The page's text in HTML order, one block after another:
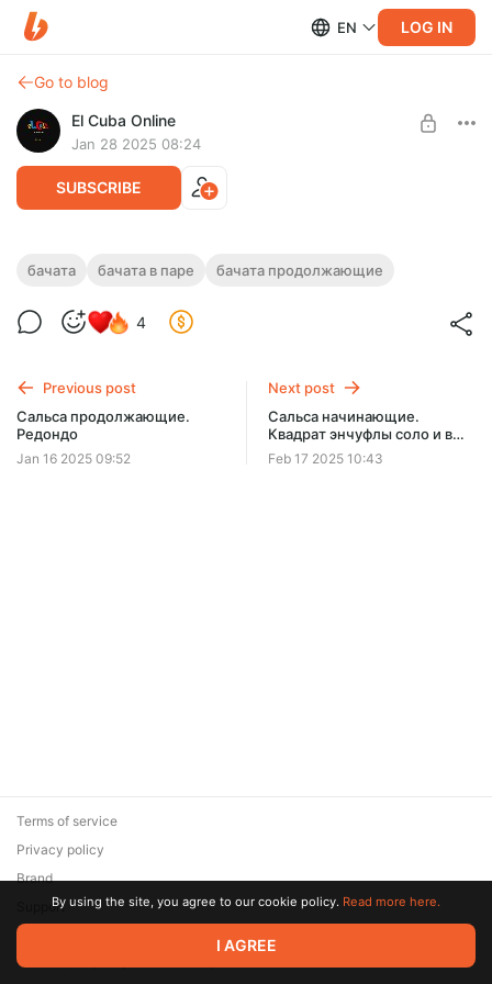
EN LOG IN
Go to blog
El Cuba Online
Jan 28 2025 08:24
SUBSCRIBE
Бачата продолжающие. Кайфовый круг
Один из моих любимых элементов в последнее время. Есть
Онлайн обучение
бачата бачата в паре бачата продолжающие
4
Previous post
Сальса продолжающие.
Редондо
Jan 16 2025 09:52
Next post
Сальса начинающие.
Квадрат энчуфлы соло и в
паре
Feb 17 2025 10:43
© 2026 Zaya Solutions Limited. All rights reserved. All trademarks
are the property of their respective owners.
Terms of service
Privacy policy
Brand
SupportBy using the site, you agree to our cookie policy. Read more here.
I AGREE